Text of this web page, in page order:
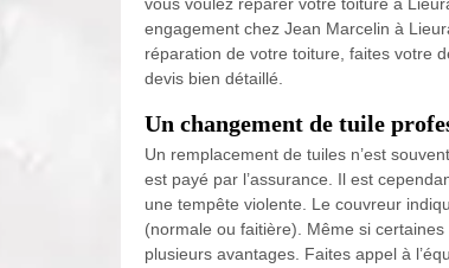
engagement chez Jean Marcelin à
réparation de votre toiture, faites votre
devis bien détaillé.
Un changement de tuile
Un remplacement de tuiles n’est
est payé par l’assurance. Il est
une tempête violente. Le couvreur
(normale ou faitière). Même si
plusieurs avantages. Faites appel à